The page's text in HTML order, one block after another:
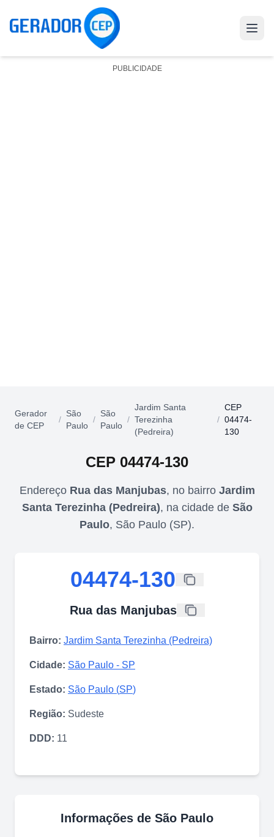
PUBLICIDADE
Gerador
de CEP
/
São
Paulo
/
São
Paulo
/
Jardim Santa
Terezinha
(Pedreira)
/
CEP
04474-
130
CEP 04474-130
Endereço Rua das Manjubas, no bairro Jardim
Santa Terezinha (Pedreira), na cidade de São
Paulo, São Paulo (SP).
04474-130
Rua das Manjubas
Bairro: Jardim Santa Terezinha (Pedreira)
Cidade: São Paulo - SP
Estado: São Paulo (SP)
Região: Sudeste
DDD: 11
Informações de São Paulo